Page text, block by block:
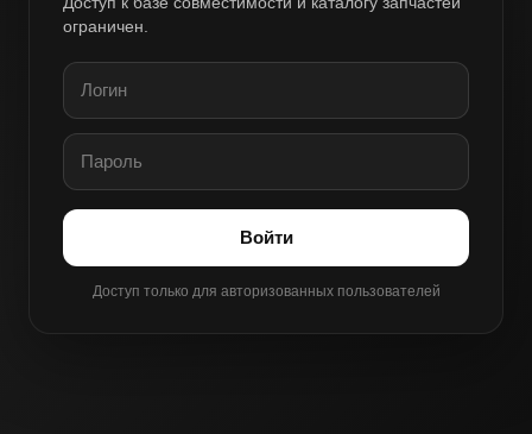
ограничен.
Войти
Доступ только для авторизованных пользователей